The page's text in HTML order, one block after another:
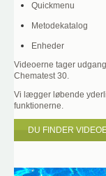
Quickmenu
Metodekatalog
Enheder
Videoerne tager
Chematest 30.
Vi lægger løbende
funktionerne.
DU FINDER